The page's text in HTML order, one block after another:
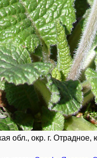
обл., окр. г.